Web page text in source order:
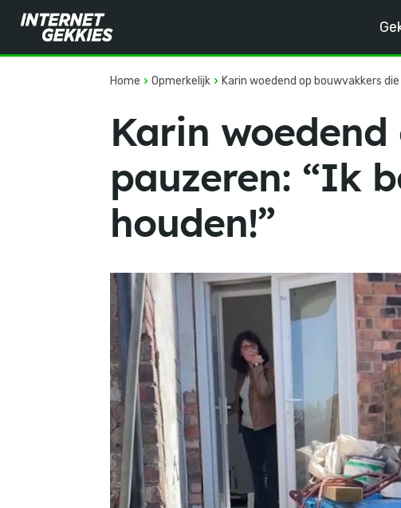
Home Opmerkelijk Karin woedend op bouwvakkers
Karin
pauzeren: “Ik
houden!”